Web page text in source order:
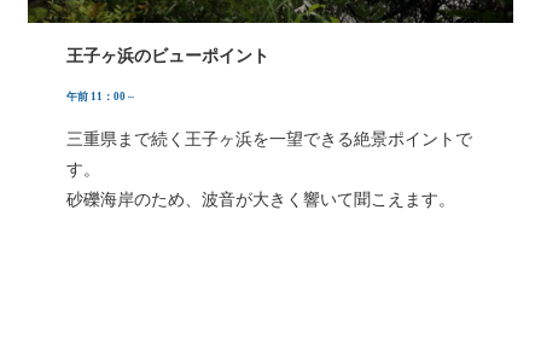
王子ヶ浜のビューポイント
午前 11：00 ～
三重県まで続く王子ヶ浜を一望できる絶景ポイントで
す。
砂礫海岸のため、波音が大きく響いて聞こえます。